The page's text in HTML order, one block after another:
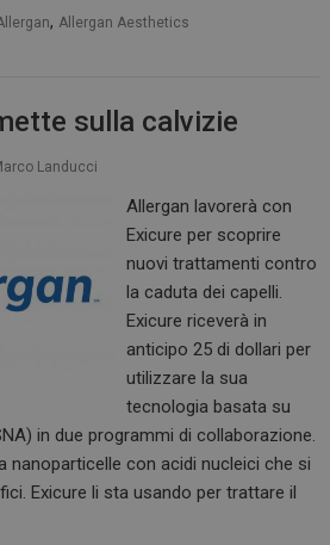
, Allergan Aesthetics
sulla calvizie
Landucci
Allergan lavorerà con
Exicure per scoprire
nuovi trattamenti contro
la caduta dei capelli.
Exicure riceverà in
anticipo 25 di dollari per
utilizzare la sua
tecnologia basata su
in due programmi di collaborazione.
nanoparticelle con acidi nucleici che si
Exicure li sta usando per trattare il